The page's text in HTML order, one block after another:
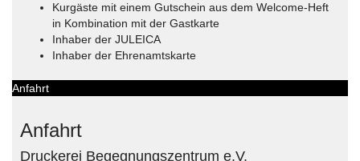
Kurgäste mit einem Gutschein aus dem Welcome-Heft
in Kombination mit der Gastkarte
Inhaber der JULEICA
Inhaber der Ehrenamtskarte
Anfahrt
Anfahrt
Druckerei Begegnungszentrum e.V.